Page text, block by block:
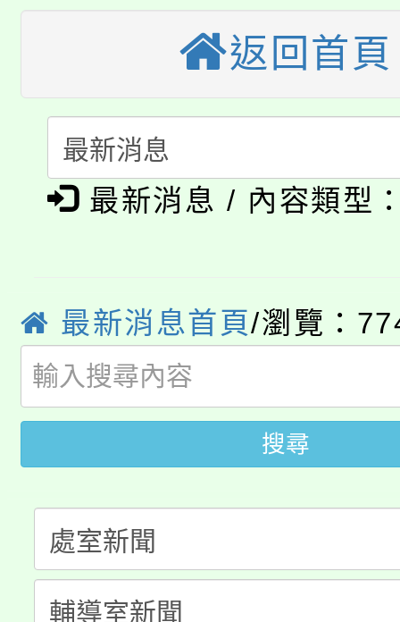
程，歡迎學生輔導中心
心理、諮商輔導、社會
系所師生報名參加。
縣市「校園短影音徵
門員」簡章及活動海報
踴躍報名參加。
桃園市115學年度學生
「桃園市補助參觀特色
展演活動實施計畫」
115年度「教育部表揚
義教育推展貢獻獎」
公告本校115學年度第
代理(課)教師甄選結果(
「2026金融保險知識
代理(課)教師甄選結果(
公告本校115學年度第
代理(課)教師甄選結果(
轉知中國文化大學推廣
《TA101》溝通分析基
程，歡迎學生輔導中心
心理、諮商輔導、社會
系所師生報名參加。
轉知苗栗縣政府辦理
縣市「校園短影音徵選
門員」簡章及活動海報
踴躍報名參加。
桃園市115學年度學生
要點
「桃園市補助參觀特色
展演活動實施計畫」
115年度「教育部表揚
義教育推展貢獻獎」
返回首頁
最新消息 / 內容類型
最新消息首頁/瀏覽：
搜尋